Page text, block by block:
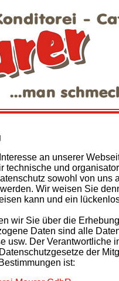
an unserer
technische und
sowohl von uns
Wir weisen Sie
kann und ein
wir Sie über die
Daten sind alle
usw. Der Verantwortliche
der
ist: